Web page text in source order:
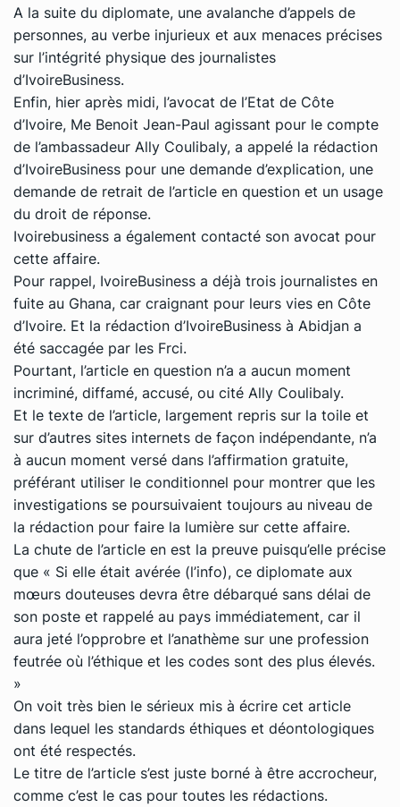
A la suite du diplomate, une avalanche d’appels de
personnes, au verbe injurieux et aux menaces précises
sur l’intégrité physique des journalistes
d’IvoireBusiness.
Enfin, hier après midi, l’avocat de l’Etat de Côte
d’Ivoire, Me Benoit Jean-Paul agissant pour le compte
de l’ambassadeur Ally Coulibaly, a appelé la rédaction
d’IvoireBusiness pour une demande d’explication, une
demande de retrait de l’article en question et un usage
du droit de réponse.
Ivoirebusiness a également contacté son avocat pour
cette affaire.
Pour rappel, IvoireBusiness a déjà trois journalistes en
fuite au Ghana, car craignant pour leurs vies en Côte
d’Ivoire. Et la rédaction d’IvoireBusiness à Abidjan a
été saccagée par les Frci.
Pourtant, l’article en question n’a a aucun moment
incriminé, diffamé, accusé, ou cité Ally Coulibaly.
Et le texte de l’article, largement repris sur la toile et
sur d’autres sites internets de façon indépendante, n’a
à aucun moment versé dans l’affirmation gratuite,
préférant utiliser le conditionnel pour montrer que les
investigations se poursuivaient toujours au niveau de
la rédaction pour faire la lumière sur cette affaire.
La chute de l’article en est la preuve puisqu’elle précise
que « Si elle était avérée (l’info), ce diplomate aux
mœurs douteuses devra être débarqué sans délai de
son poste et rappelé au pays immédiatement, car il
aura jeté l’opprobre et l’anathème sur une profession
feutrée où l’éthique et les codes sont des plus élevés.
»
On voit très bien le sérieux mis à écrire cet article
dans lequel les standards éthiques et déontologiques
ont été respectés.
Le titre de l’article s’est juste borné à être accrocheur,
comme c’est le cas pour toutes les rédactions.